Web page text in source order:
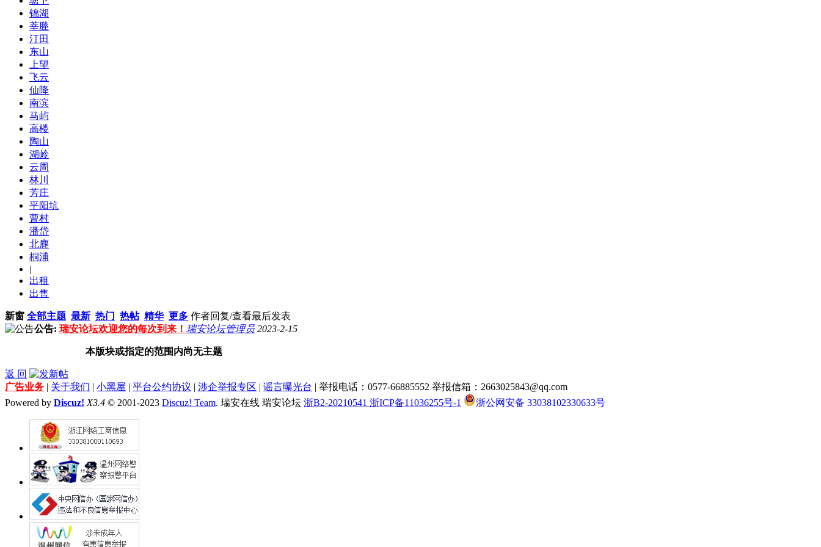
锦湖
莘塍
汀田
东山
上望
飞云
仙降
南滨
马屿
高楼
陶山
湖岭
云周
林川
芳庄
平阳坑
曹村
潘岱
北麂
桐浦
|
出租
出售
新窗 全部主题 最新 热门 热帖 精华 更多 作者回复/查看最后发表
公告: 瑞安论坛欢迎您的每次到来！ 瑞安论坛管理员 2023-2-15
本版块或指定的范围内尚无主题
返 回
广告业务 | 关于我们 | 小黑屋 | 平台公约协议 | 涉企举报专区 | 谣言曝光台 | 举报电话：0577-66885552 举报信箱：2663025843@qq.com
Powered by Discuz! X3.4 © 2001-2023 Discuz! Team. 瑞安在线 瑞安论坛 浙B2-20210541 浙ICP备11036255号-1 浙公网安备 33038102330633号